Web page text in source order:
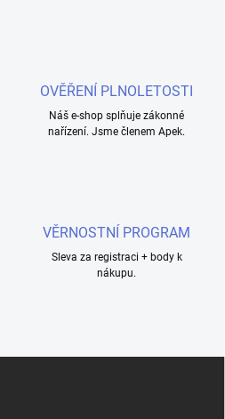
OVĚŘENÍ PLNOLETOSTI
Náš e-shop splňuje zákonné
nařízení. Jsme členem Apek.
VĚRNOSTNÍ PROGRAM
Sleva za registraci + body k
nákupu.